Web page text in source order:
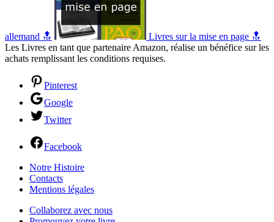
allemand 🔝
Livres sur la mise en page 🔝
Les Livres en tant que partenaire Amazon, réalise un bénéfice sur les
achats remplissant les conditions requises.
Pinterest
Google
Twitter
Facebook
Notre Histoire
Contacts
Mentions légales
Collaborez avec nous